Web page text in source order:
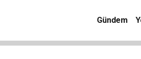
Gündem